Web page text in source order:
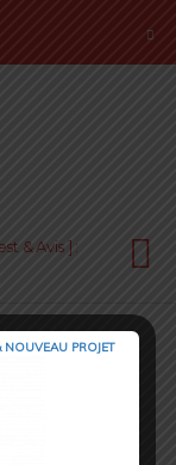
& Avis ] :
PROJET